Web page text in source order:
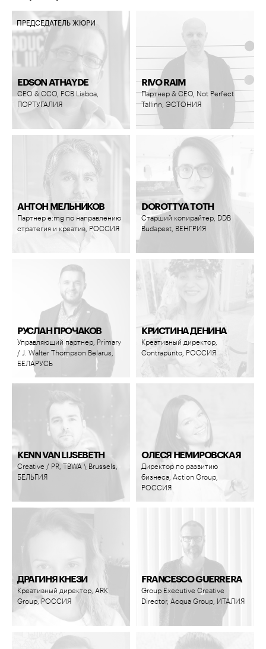
ПРЕДСЕДАТЕЛЬ ЖЮРИ
EDSON ATHAYDE
CEO & CCO, FCB Lisboa,
ПОРТУГАЛИЯ
RIVO RAIM
Партнер & CEO, Not Perfect
Tallinn, ЭСТОНИЯ
АНТОН МЕЛЬНИКОВ
Партнер e:mg по направлению
стратегия и креатив, РОССИЯ
DOROTTYA TOTH
Старший копирайтер, DDB
Budapest, ВЕНГРИЯ
РУСЛАН ПРОЧАКОВ
Управляющий партнер, Primary
/ J. Walter Thompson Belarus,
БЕЛАРУСЬ
КРИСТИНА ДЕНИНА
Креативный директор,
Contrapunto, РОССИЯ
KENN VAN LIJSEBETH
Creative / PR, TBWA \ Brussels,
БЕЛЬГИЯ
ОЛЕСЯ НЕМИРОВСКАЯ
Директор по развитию
бизнеса, Action Group,
РОССИЯ
ДРАГИНЯ КНЕЗИ
Креативный директор, ARK
Group, РОССИЯ
FRANCESCO GUERRERA
Group Executive Creative
Director, Acqua Group, ИТАЛИЯ